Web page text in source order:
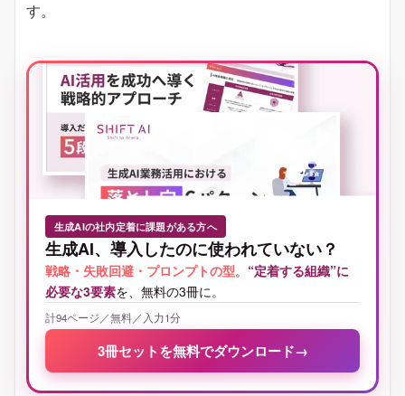
す。
生成AIの社内定着に課題がある方へ
生成AI、導入したのに使われていない？
戦略・失敗回避・プロンプトの型。 “定着する組織”に
必要な3要素を、無料の3冊に。
計94ページ／無料／入力1分
3冊セットを無料でダウンロード→